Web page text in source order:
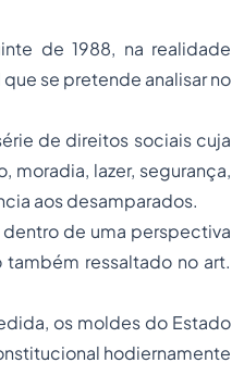
de 1988, na realidade
se pretende analisar no
de direitos sociais cuja
moradia, lazer, segurança,
aos desamparados.
de uma perspectiva
ressaltado no art.
os moldes do Estado
hodiernamente